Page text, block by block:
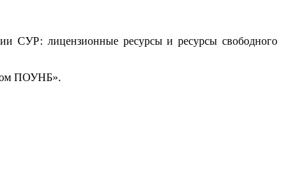
СУР: лицензионные ресурсы и ресурсы свободного
ПОУНБ».